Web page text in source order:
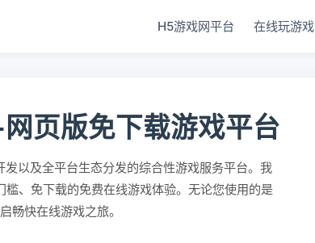
H5游戏网平台 在线玩游戏
页版免下载游戏平台
以及全平台生态分发的综合性游戏服务平台。我
、免下载的免费在线游戏体验。无论您使用的是
快在线游戏之旅。